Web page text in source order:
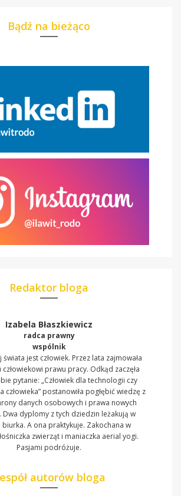
Bądź na bieżąco
Redaktor bloga
Izabela Błaszkiewicz
radca prawny
wspólnik
jest człowiek. Przez lata zajmowała
prawu pracy. Odkąd zaczęła
pytanie: „Człowiek dla technologii czy
człowieka” postanowiła pogłębić wiedzę z
danych osobowych i prawa nowych
dyplomy z tych dziedzin leżakują w
biurka. A ona praktykuje. Zakochana w
zwierząt i maniaczka aerial yogi.
Pasjami podróżuje.
autorów bloga